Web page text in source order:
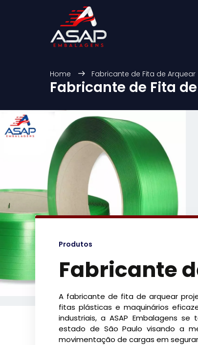
Home Fabricante de Fita de Arquear
Fabricante de Fita
Produtos
Fabricante
A fabricante de fita de arquear
fitas plásticas e maquinários
industriais, a ASAP Embalagens
estado de São Paulo visando a
movimentação de cargas em